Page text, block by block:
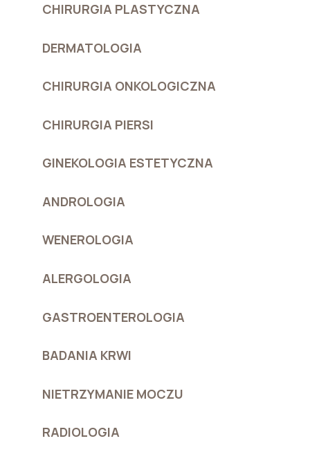
CHIRURGIA PLASTYCZNA
DERMATOLOGIA
CHIRURGIA ONKOLOGICZNA
CHIRURGIA PIERSI
GINEKOLOGIA ESTETYCZNA
ANDROLOGIA
WENEROLOGIA
ALERGOLOGIA
GASTROENTEROLOGIA
BADANIA KRWI
NIETRZYMANIE MOCZU
RADIOLOGIA